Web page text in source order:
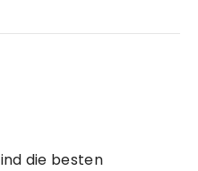
die besten